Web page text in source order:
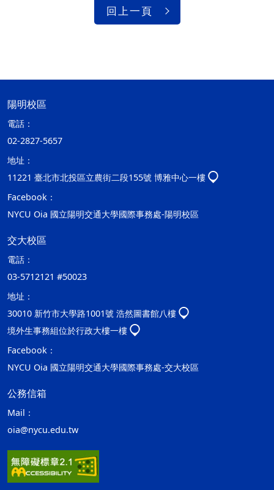
回上一頁
陽明校區
電話：
02-2827-5657
地址：
11221 臺北市北投區立農街二段155號 博雅中心一樓
Facebook：
NYCU Oia 國立陽明交通大學國際事務處-陽明校區
交大校區
電話：
03-5712121 #50023
地址：
30010 新竹市大學路1001號 浩然圖書館八樓
境外生事務組位於行政大樓一樓
Facebook：
NYCU Oia 國立陽明交通大學國際事務處-交大校區
公務信箱
Mail：
oia@nycu.edu.tw